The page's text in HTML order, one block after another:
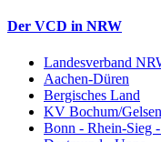
Der VCD in NRW
Landesverband
Aachen-Düren
Bergisches Land
KV Bochum/
Bonn - Rhein-Sieg